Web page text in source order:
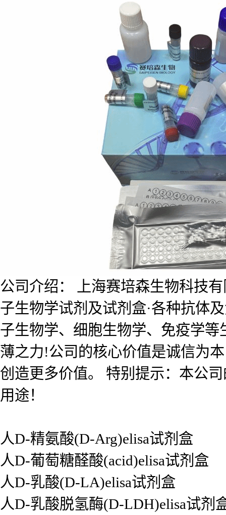
公司介绍： 上海赛培森生物科技有
子生物学试剂及试剂盒·各种抗体
子生物学、细胞生物学、免疫学
薄之力!公司的核心价值是诚信为
创造更多价值。 特别提示：本公
用途！
人D-精氨酸(D-Arg)elisa试剂盒
人D-葡萄糖醛酸(acid)elisa试剂盒
人D-乳酸(D-LA)elisa试剂盒
人D-乳酸脱氢酶(D-LDH)elisa试剂